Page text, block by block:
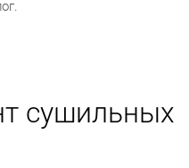
сушильных